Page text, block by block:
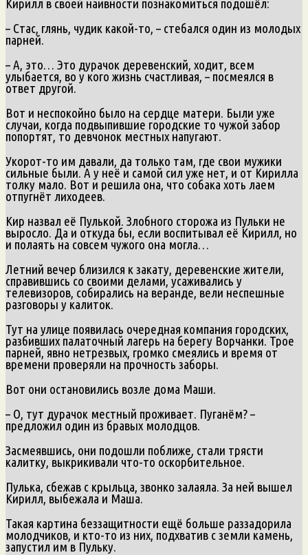
Кирилл в своей наивности познакомиться подошёл:
– Стас, глянь, чудик какой-то, – стебался один из молодых
парней.
– А, это… Это дурачок деревенский, ходит, всем
улыбается, во у кого жизнь счастливая, – посмеялся в
ответ другой.
Вот и неспокойно было на сердце матери. Были уже
случаи, когда подвыпившие городские то чужой забор
попортят, то девчонок местных напугают.
Укорот-то им давали, да только там, где свои мужики
сильные были. А у неё и самой сил уже нет, и от Кирилла
толку мало. Вот и решила она, что собака хоть лаем
отпугнёт лиходеев.
Кир назвал её Пулькой. Злобного сторожа из Пульки не
выросло. Да и откуда бы, если воспитывал её Кирилл, но
и полаять на совсем чужого она могла…
Летний вечер близился к закату, деревенские жители,
справившись со своими делами, усаживались у
телевизоров, собирались на веранде, вели неспешные
разговоры у калиток.
Тут на улице появилась очередная компания городских,
разбивших палаточный лагерь на берегу Ворчанки. Трое
парней, явно нетрезвых, громко смеялись и время от
времени проверяли на прочность заборы.
Вот они остановились возле дома Маши.
– О, тут дурачок местный проживает. Пуганём? –
предложил один из бравых молодцов.
Засмеявшись, они подошли поближе, стали трясти
калитку, выкрикивали что-то оскорбительное.
Пулька, сбежав с крыльца, звонко залаяла. За ней вышел
Кирилл, выбежала и Маша.
Такая картина беззащитности ещё больше раззадорила
молодчиков, и кто-то из них, подхватив с земли камень,
запустил им в Пульку.